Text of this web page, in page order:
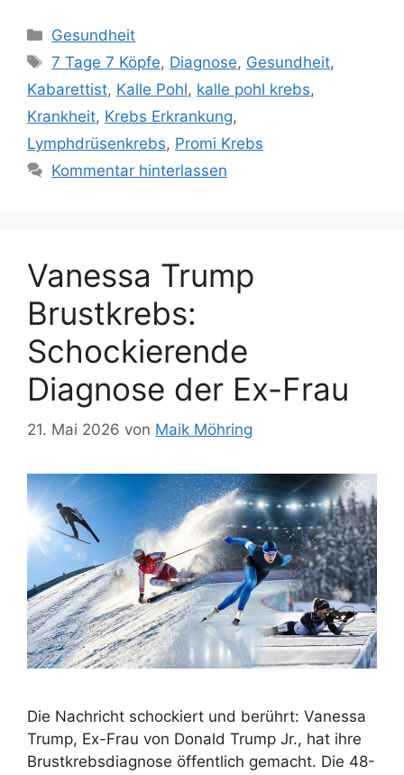
Kategorien
Gesundheit
Schlagwörter
7 Tage 7 Köpfe, Diagnose, Gesundheit,
Kabarettist, Kalle Pohl, kalle pohl krebs,
Krankheit, Krebs Erkrankung,
Lymphdrüsenkrebs, Promi Krebs
Kommentar hinterlassen
Vanessa Trump
Brustkrebs:
Schockierende
Diagnose der Ex-Frau
21. Mai 2026 von Maik Möhring
Die Nachricht schockiert und berührt: Vanessa
Trump, Ex-Frau von Donald Trump Jr., hat ihre
Brustkrebsdiagnose öffentlich gemacht. Die 48-